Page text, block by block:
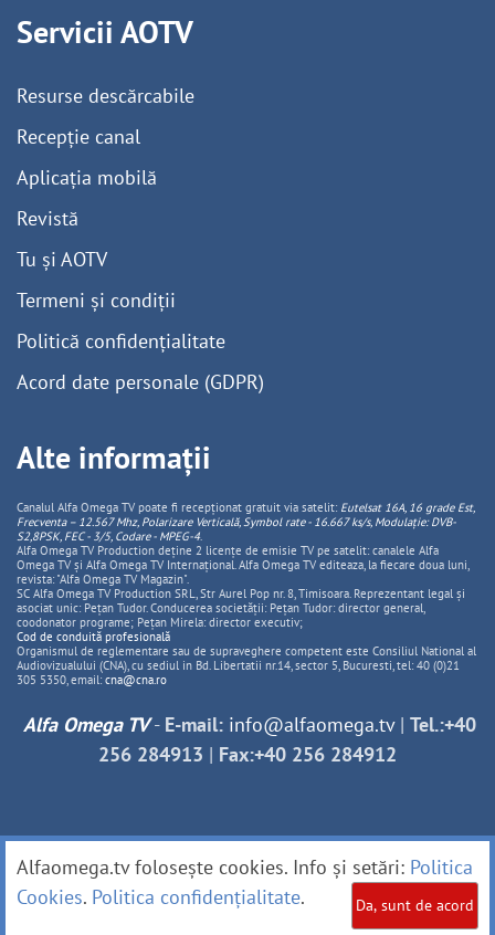
Servicii AOTV
Resurse descărcabile
Recepție canal
Aplicația mobilă
Revistă
Tu și AOTV
Termeni și condiții
Politică confidențialitate
Acord date personale (GDPR)
Alte informații
Canalul Alfa Omega TV poate fi recepționat gratuit via satelit: Eutelsat 16A, 16 grade Est,
Frecventa – 12.567 Mhz, PolarizareVerticală, Symbol rate - 16.667 ks/s, Modulație: DVB-
S2,8PSK, FEC - 3/5, Codare - MPEG-4.
Alfa Omega TV Production deține 2 licențe de emisie TV pe satelit: canalele Alfa
Omega TV și Alfa Omega TV Internațional. Alfa Omega TV editeaza, la fiecare doua luni,
revista: "Alfa Omega TV Magazin".
SC Alfa Omega TV Production SRL, Str Aurel Pop nr. 8, Timisoara. Reprezentant legal și
asociat unic: Pețan Tudor. Conducerea societății: Pețan Tudor: director general,
coodonator programe; Pețan Mirela: director executiv;
Cod de conduită profesională
Organismul de reglementare sau de supraveghere competent este Consiliul National al
Audiovizualului (CNA), cu sediul in Bd. Libertatii nr.14, sector 5, Bucuresti, tel: 40 (0)21
305 5350, email: cna@cna.ro
Alfa Omega TV- E-mail: info@alfaomega.tv| Tel.:+40
256 284913 | Fax:+40 256 284912
Alfaomega.tv folosește cookies. Info și setări: Politica
Cookies. Politica confidențialitate. Da, sunt de acord